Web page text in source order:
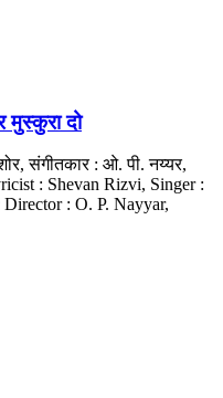
दो
संगीतकार : ओ. पी. नय्यर,
: Shevan Rizvi, Singer :
: O. P. Nayyar,